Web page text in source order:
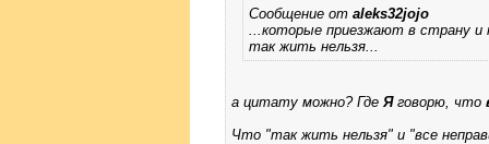
Сообщение от aleks32jojo
...которые приезжают в страну и
так жить нельзя...
а цитату можно? Где Яговорю, что
Что "так жить нельзя" и "все